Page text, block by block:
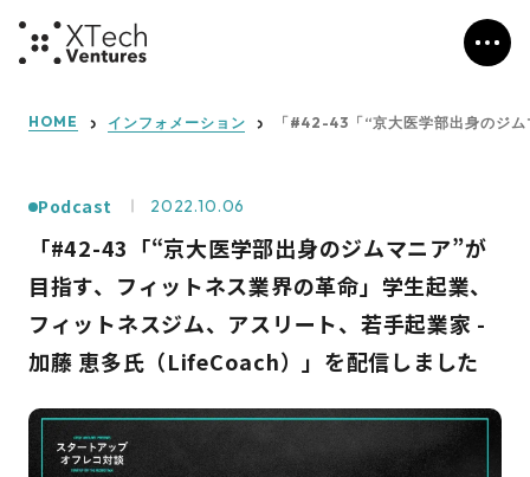
HOME インフォメーション 「#42-43「“京大医学部出身のジ
Podcast 2022.10.06
「#42-43「“京大医学部出身のジムマニア”が
目指す、フィットネス業界の革命」学生起業、
フィットネスジム、アスリート、若手起業家 -
加藤 恵多氏（LifeCoach）」を配信しました